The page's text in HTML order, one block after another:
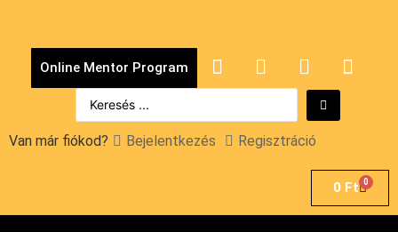
Online Mentor Program
Van már fiókod? Bejelentkezés Regisztráció
0 Ft 0